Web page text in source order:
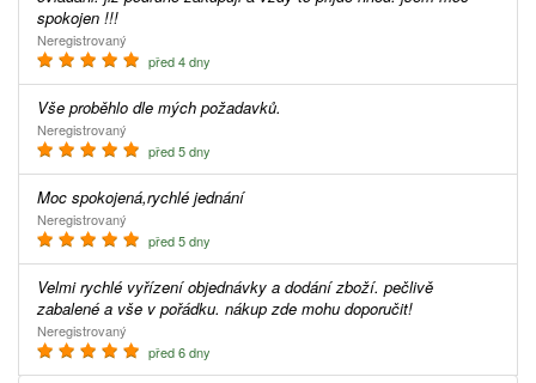
spokojen !!!
Neregistrovaný
před 4 dny
Vše proběhlo dle mých požadavků.
Neregistrovaný
před 5 dny
Moc spokojená,rychlé jednání
Neregistrovaný
před 5 dny
Velmi rychlé vyřízení objednávky a dodání zboží. pečlivě
zabalené a vše v pořádku. nákup zde mohu doporučit!
Neregistrovaný
před 6 dny